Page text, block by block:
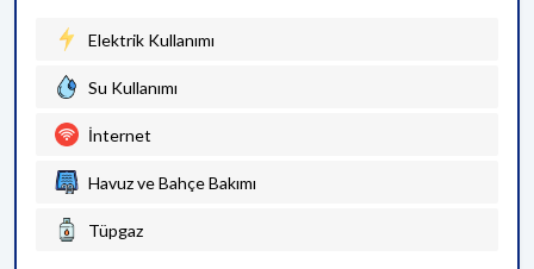
Elektrik Kullanımı
Su Kullanımı
İnternet
Havuz ve Bahçe Bakımı
Tüpgaz